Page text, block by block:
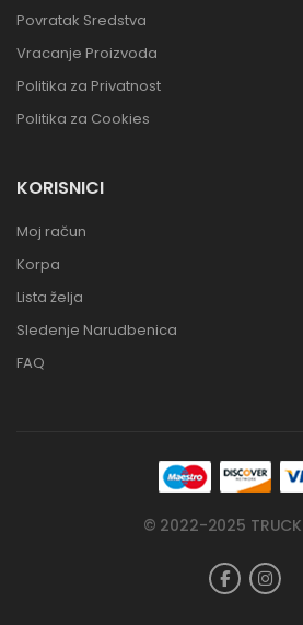
Povratak Sredstva
Vracanje Proizvoda
Politika za Privatnost
Politika za Cookies
KORISNICI
Moj račun
Korpa
Lista želja
Sledenje Narudbenica
FAQ
© 2022-2025 TRUCK